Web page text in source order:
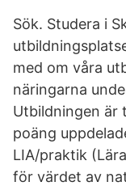
Sök. Studera i
med om våra
näringarna
Utbildningen är
poäng
LIA/praktik
för värdet av